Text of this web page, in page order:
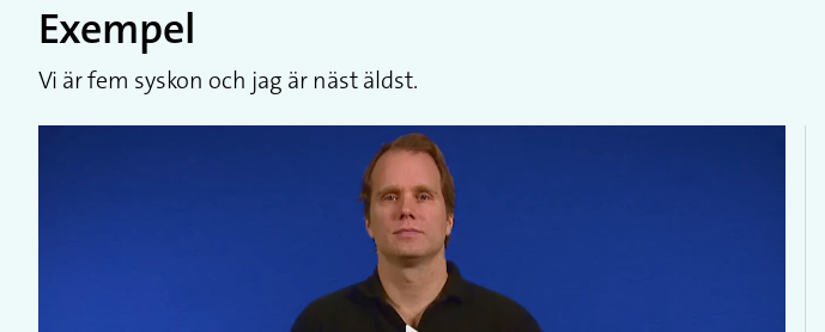
Exempel
Vi är fem syskon och jag är näst äldst.